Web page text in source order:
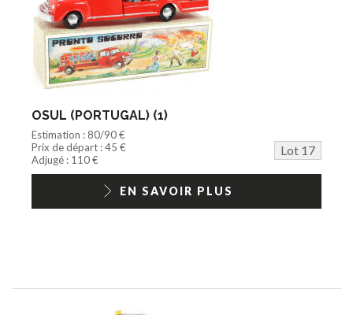
OSUL (PORTUGAL) (1)
Estimation : 80/90 €
Prix de départ : 45 €
Lot 17
Adjugé : 110 €
EN SAVOIR PLUS